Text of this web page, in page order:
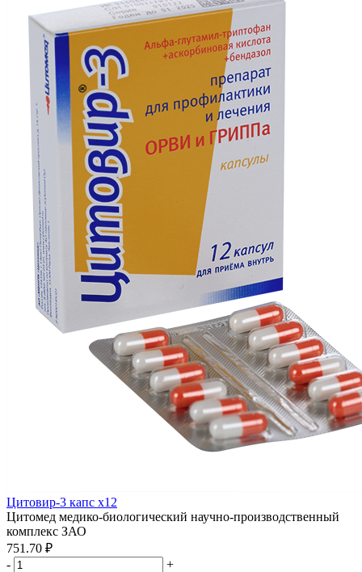
Цитовир-3 капс x12
Цитомед медико-биологический научно-производственный
комплекс ЗАО
751.70 ₽
-
+